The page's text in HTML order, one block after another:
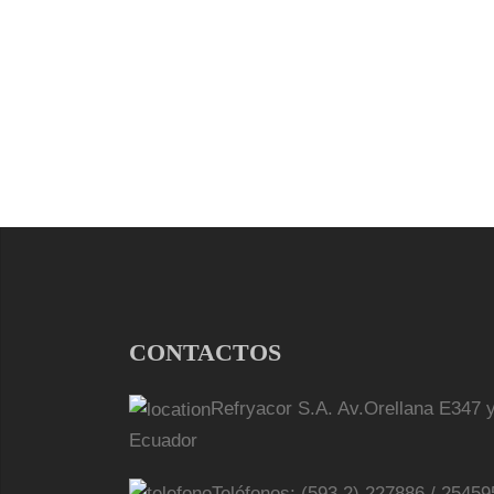
CONTACTOS
Refryacor S.A. Av.Orellana E347
Ecuador